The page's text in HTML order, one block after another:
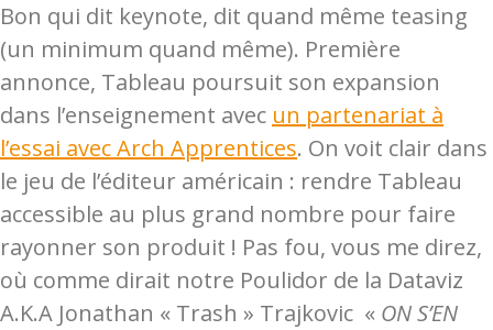
Bon qui dit keynote, dit quand même teasing
(un minimum quand même). Première
annonce, Tableau poursuit son expansion
dans l’enseignement avec un partenariat à
l’essai avec Arch Apprentices. On voit clair dans
le jeu de l’éditeur américain : rendre Tableau
accessible au plus grand nombre pour faire
rayonner son produit ! Pas fou, vous me direz,
où comme dirait notre Poulidor de la Dataviz
A.K.A Jonathan « Trash » Trajkovic « ON S’EN